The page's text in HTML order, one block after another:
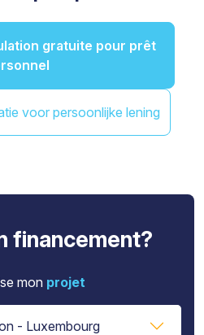
gratuite pour prêt
voor persoonlijke lening
financement?
mon projet
- Luxembourg